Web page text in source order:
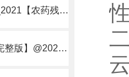
农药残留快速检测仪@_2021【农药残留检测仪器仪表DE原理】
抗生素残留检测仪@【完整版】@2021专业抗生素残留检测仪器仪表